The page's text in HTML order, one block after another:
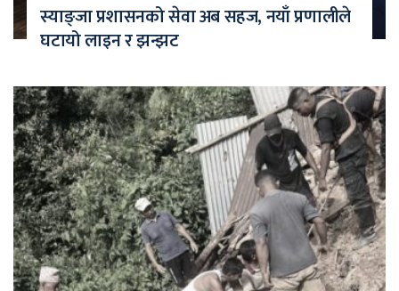
स्याङ्जा प्रशासनको सेवा अब सहज, नयाँ प्रणालीले
घटायो लाइन र झन्झट